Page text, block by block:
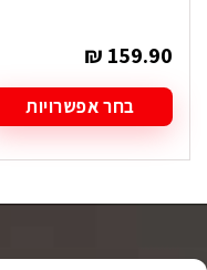
₪ 159.90
בחר אפשרויות
זה
מספר
לבחור